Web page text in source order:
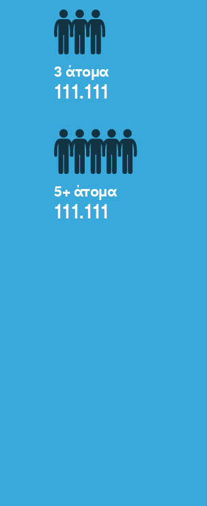
3 άτομα
111.111
5+ άτομα
111.111